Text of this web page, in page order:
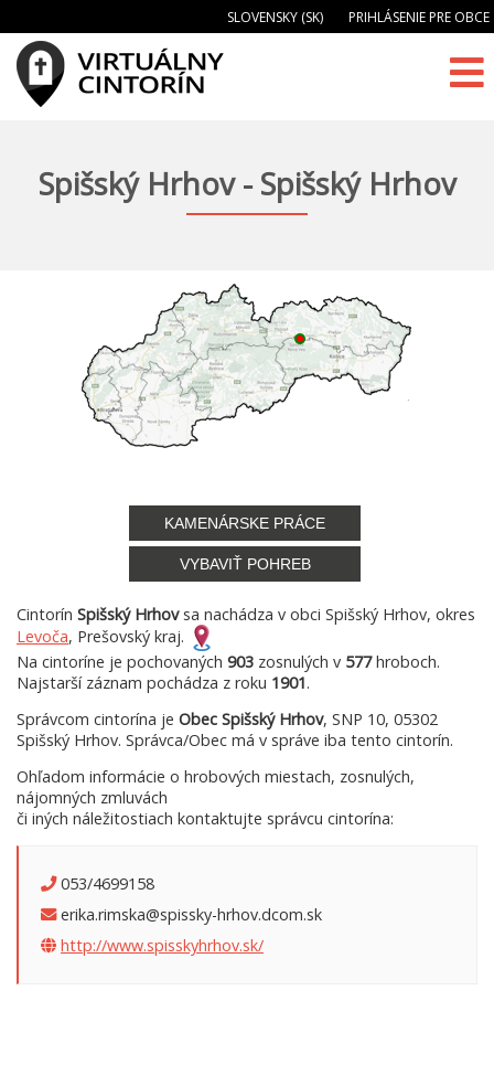
SLOVENSKY (SK) PRIHLÁSENIE PRE OBCE
Spišský Hrhov - Spišský Hrhov
KAMENÁRSKE PRÁCE
VYBAVIŤ POHREB
Cintorín Spišský Hrhovsa nachádza v obci Spišský Hrhov, okres
Levoča, Prešovský kraj.
Na cintoríne je pochovaných 903 zosnulých v 577hroboch.
Najstarší záznam pochádza z roku 1901.
Správcom cintorína je Obec Spišský Hrhov, SNP 10, 05302
Spišský Hrhov. Správca/Obec má v správe iba tento cintorín.
Ohľadom informácie o hrobových miestach, zosnulých,
nájomných zmluvách
či iných náležitostiach kontaktujte správcu cintorína:
053/4699158
erika.rimska@spissky-hrhov.dcom.sk
http://www.spisskyhrhov.sk/